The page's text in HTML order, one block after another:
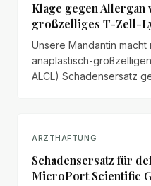
Klage gegen Allergan
großzelliges T-Zell-
Unsere Mandantin
anaplastisch-
ALCL) Schadensersatz
ARZTHAFTUNG
Schadensersatz für
MicroPort Scientific